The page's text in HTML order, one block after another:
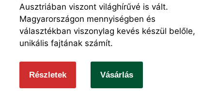
Ausztriában viszont világhírűvé is vált.
Magyarországon mennyiségben és
választékban viszonylag kevés készül belőle,
unikális fajtának számít.
Részletek Vásárlás